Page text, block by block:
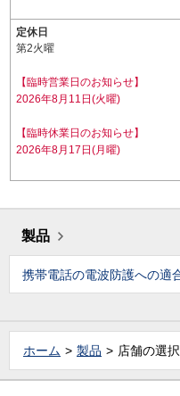
定休日
第2火曜
【臨時営業日のお知らせ】
2026年8月11日(火曜)
【臨時休業日のお知らせ】
2026年8月17日(月曜)
製品
携帯電話の電波防護への適
ホーム 製品 店舗の選択